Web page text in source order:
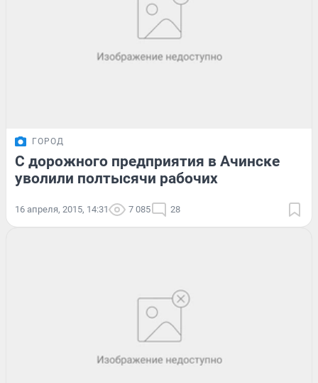
ГОРОД
С дорожного предприятия в Ачинске
уволили полтысячи рабочих
16 апреля, 2015, 14:31 7 085 28